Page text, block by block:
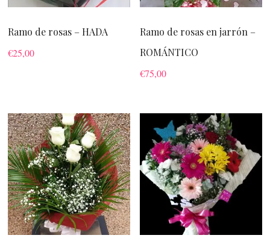
Ramo de rosas – HADA
€25,00
Ramo de rosas en jarrón –
ROMÁNTICO
€75,00